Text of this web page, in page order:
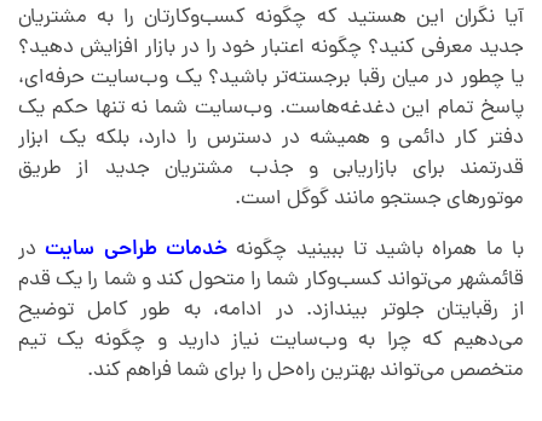
ی
س
ا
ی
ت
د
آیا نگران این هستید که چگونه کسب‌وکارتان را به مشتریان
جدید معرفی کنید؟ چگونه اعتبار خود را در بازار افزایش دهید؟
یا چطور در میان رقبا برجسته‌تر باشید؟ یک وب‌سایت حرفه‌ای،
پاسخ تمام این دغدغه‌هاست. وب‌سایت شما نه تنها حکم یک
دفتر کار دائمی و همیشه در دسترس را دارد، بلکه یک ابزار
قدرتمند برای بازاریابی و جذب مشتریان جدید از طریق
موتورهای جستجو مانند گوگل است.
با ما همراه باشید تا ببینید چگونهخدماتطراحی سایت در
قائمشهر می‌تواند کسب‌وکار شما را متحول کند و شما را یک قدم
از رقبایتان جلوتر بیندازد. در ادامه، به طور کامل توضیح
می‌دهیم که چرا به وب‌سایت نیاز دارید و چگونه یک تیم
متخصص می‌تواند بهترین راه‌حل را برای شما فراهم کند.